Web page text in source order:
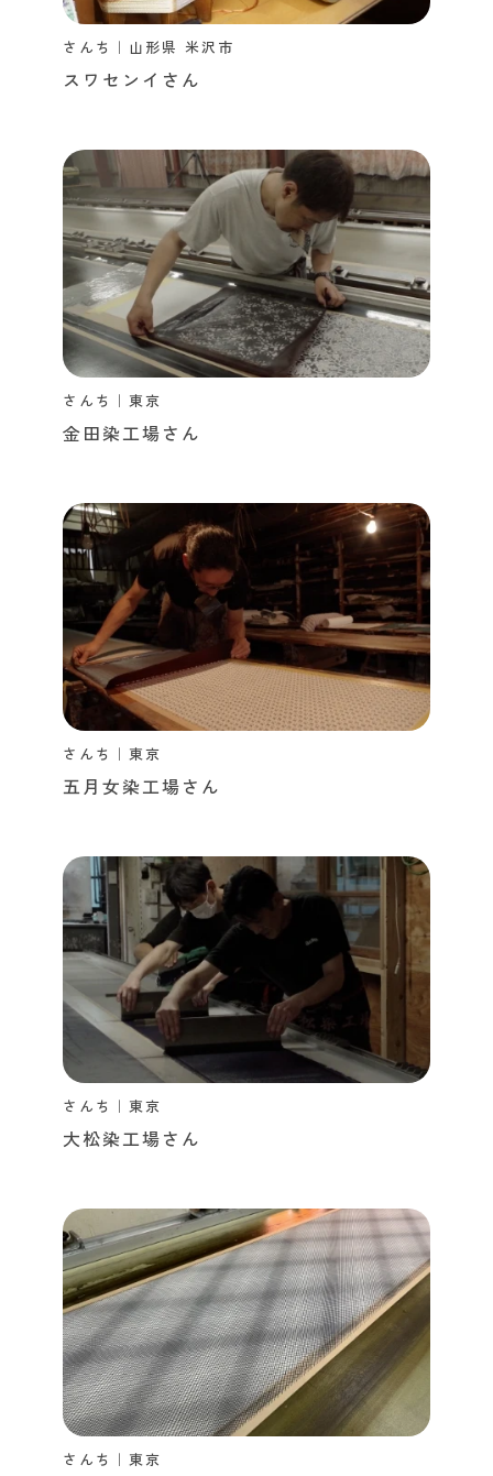
さんち｜山形県 米沢市
スワセンイさん
さんち｜東京
金田染工場さん
さんち｜東京
五月女染工場さん
さんち｜東京
大松染工場さん
さんち｜東京